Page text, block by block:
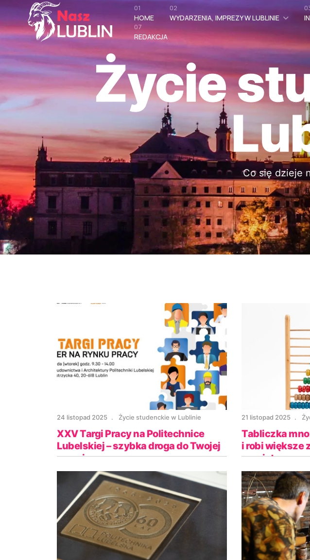
HOME
01
WYDARZENIA, IMPREZY W LUBLINIE
02
REDAKCJA
07
Życie
Co się dzieje
24 listopad 2025 Życie studenckie w Lublinie
XXV Targi Pracy na Politechnice
Lubelskiej – szybka droga do Twojej
nowej pracy
21 listopad 2025
Tabliczka
i robi większe
pamiętasz ze